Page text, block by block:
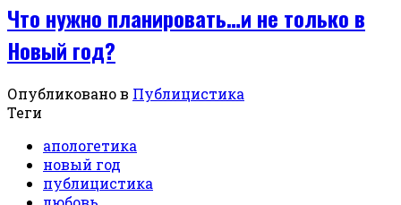
Что нужно планировать…и не только в
Новый год?
Опубликовано в Публицистика
Теги
апологетика
новый год
публицистика